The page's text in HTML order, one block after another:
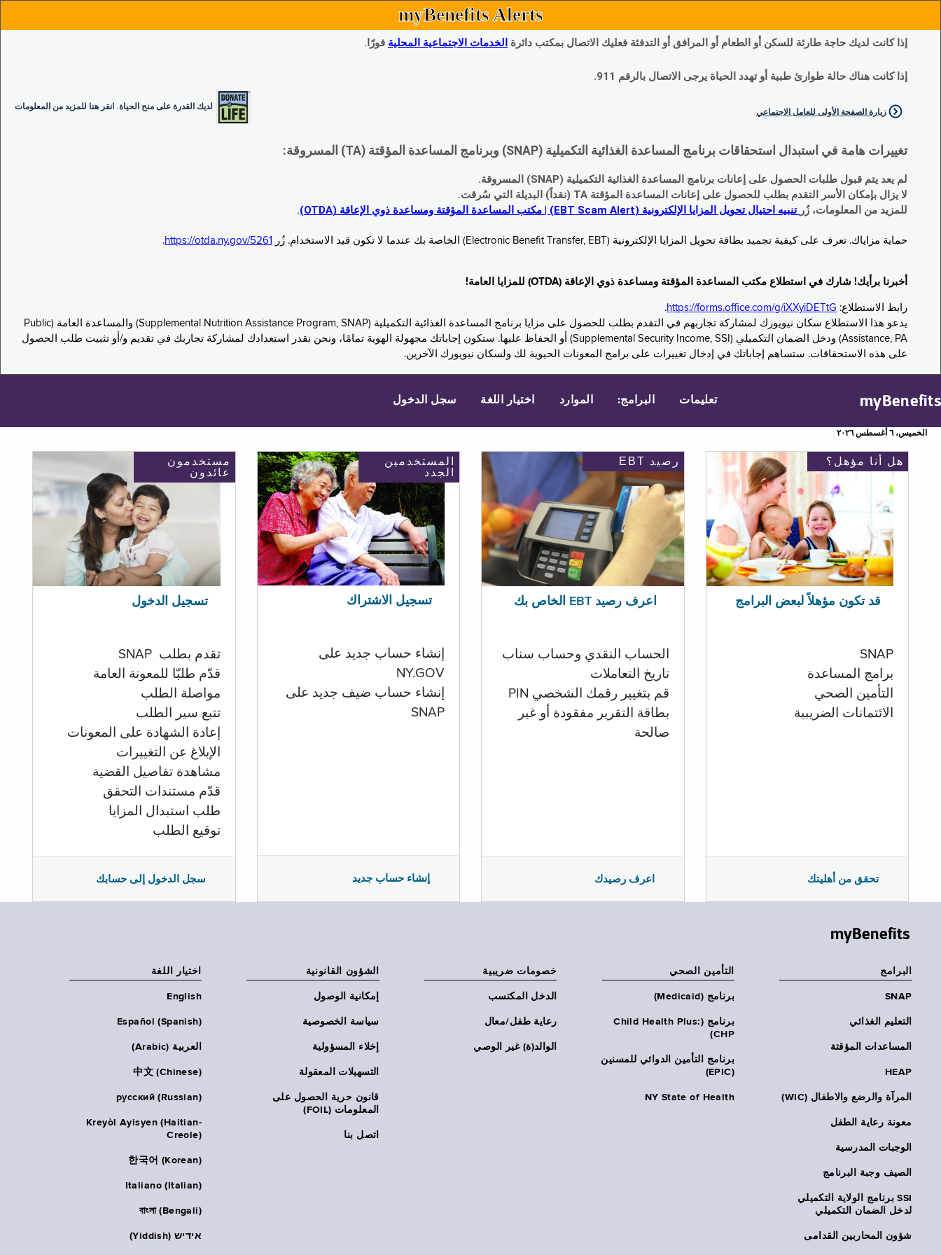
myBenefits Alerts
إذا كانت لديك حاجة طارئة للسكن أو الطعام أو المرافق أو التدفئة فعليك الاتصال بمكتب دائرة الخدمات الاجتماعية المحلية فورًا.
إذا كانت هناك حالة طوارئ طبية أو تهدد الحياة يرجى الاتصال بالرقم 911.
لديك القدرة على منح الحياة. انقر هنا للمزيد من المعلومات
زيارة الصفحة الأولى للعامل الاجتماعي
تغييرات هامة في استبدال استحقاقات برنامج المساعدة الغذائية التكميلية (SNAP) وبرنامج المساعدة المؤقتة (TA) المسروقة:
لم يعد يتم قبول طلبات الحصول على إعانات برنامج المساعدة الغذائية التكميلية (SNAP) المسروقة.
لا يزال بإمكان الأسر التقدم بطلب للحصول على إعانات المساعدة المؤقتة TA (نقداً) البديلة التي سُرقت.
للمزيد من المعلومات، زُر تنبيه احتيال تحويل المزايا الإلكترونية (EBT Scam Alert) | مكتب المساعدة المؤقتة ومساعدة ذوي الإعاقة (OTDA) .
حماية مزاياك. تعرف على كيفية تجميد بطاقة تحويل المزايا الإلكترونية (Electronic Benefit Transfer, EBT) الخاصة بك عندما لا تكون قيد الاستخدام. زُر https://otda.ny.gov/5261
.
أخبرنا برأيك! شارك في استطلاع مكتب المساعدة المؤقتة ومساعدة ذوي الإعاقة (OTDA) للمزايا العامة!
رابط الاستطلاع: https://forms.office.com/g/iXXyiDETtG
.
يدعو هذا الاستطلاع سكان نيويورك لمشاركة تجاربهم في التقدم بطلب للحصول على مزايا برنامج المساعدة الغذائية التكميلية (Supplemental Nutrition Assistance Program, SNAP) والمساعدة العامة (Public
Assistance, PA) ودخل الضمان التكميلي (Supplemental Security Income, SSI) أو الحفاظ عليها. ستكون إجاباتك مجهولة الهوية تمامًا، ونحن نقدر استعدادك لمشاركة تجاربك في تقديم و/أو تثبيت طلب الحصول
على هذه الاستحقاقات. ستساهم إجاباتك في إدخال تغييرات على برامج المعونات الحيوية لك ولسكان نيويورك الآخرين.
myBenefits تعليمات البرامج: الموارد اختيار اللغة سجل الدخول
الخميس، ٦ أغسطس ٢٠٢٦
مستخدمون
عائدون
تسجيل الدخول
تقدم بطلب SNAP
قدّم طلبّا للمعونة العامة
مواصلة الطلب
تتبع سير الطلب
إعادة الشهادة على المعونات
الإبلاغ عن التغييرات
مشاهدة تفاصيل القضية
قدّم مستندات التحقق
طلب استبدال المزايا
توقيع الطلب
سجل الدخول إلى حسابك
المستخدمين
الجدد
تسجيل الاشتراك
إنشاء حساب جديد على
NY.GOV
إنشاء حساب ضيف جديد على
SNAP
إنشاء حساب جديد
رصيد EBT
اعرف رصيد EBT الخاص بك
الحساب النقدي وحساب سناب
تاريخ التعاملات
قم بتغيير رقمك الشخصي PIN
بطاقة التقرير مفقودة أو غير
صالحة
اعرف رصيدك
هل أنا مؤهل؟
قد تكون مؤهلاً لبعض البرامج
SNAP
برامج المساعدة
التأمين الصحي
الائتمانات الضريبية
تحقق من أهليتك
myBenefits
البرامج
SNAP
التعليم الغذائي
المساعدات المؤقتة
HEAP
المرآة والرضع والاطفال (WIC)
معونة رعاية الطفل
الوجبات المدرسية
الصيف وجبة البرنامج
SSI برنامج الولاية التكميلي
لدخل الضمان التكميلي
شؤون المحاربين القدامى
التأمين الصحي
برنامج (Medicaid)
برنامج (Child Health Plus:
CHP)
برنامج التأمين الدوائي للمسنين
(EPIC)
NY State of Health
خصومات ضريبية
الدخل المكتسب
رعاية طفل/معال
الوالد(ة) غير الوصي
الشؤون القانونية
إمكانية الوصول
سياسة الخصوصية
إخلاء المسؤولية
التسهيلات المعقولة
قانون حرية الحصول على
المعلومات (FOIL)
اتصل بنا
اختيار اللغة
English
Español (Spanish)
العربية (Arabic)
中文 (Chinese)
русский (Russian)
Kreyòl Ayisyen (Haitian-
Creole)
한국어 (Korean)
Italiano (Italian)
বাংলা (Bengali)
אידיש (Yiddish)